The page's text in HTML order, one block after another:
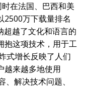
在法国、巴西和美
2500万下载量排名
超越了文化和语言的
抱这项技术，用于工
式增长反映了人们
越来越多地使用
解决技术问题、